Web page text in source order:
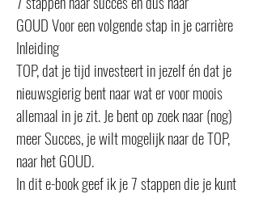
GOUD Voor een volgende stap in je carrière
Inleiding
TOP, dat je tijd investeert in jezelf én dat je
nieuwsgierig bent naar wat er voor moois
allemaal in je zit. Je bent op zoek naar (nog)
meer Succes, je wilt mogelijk naar de TOP,
naar het GOUD.
In dit e-book geef ik je 7 stappen die je kunt